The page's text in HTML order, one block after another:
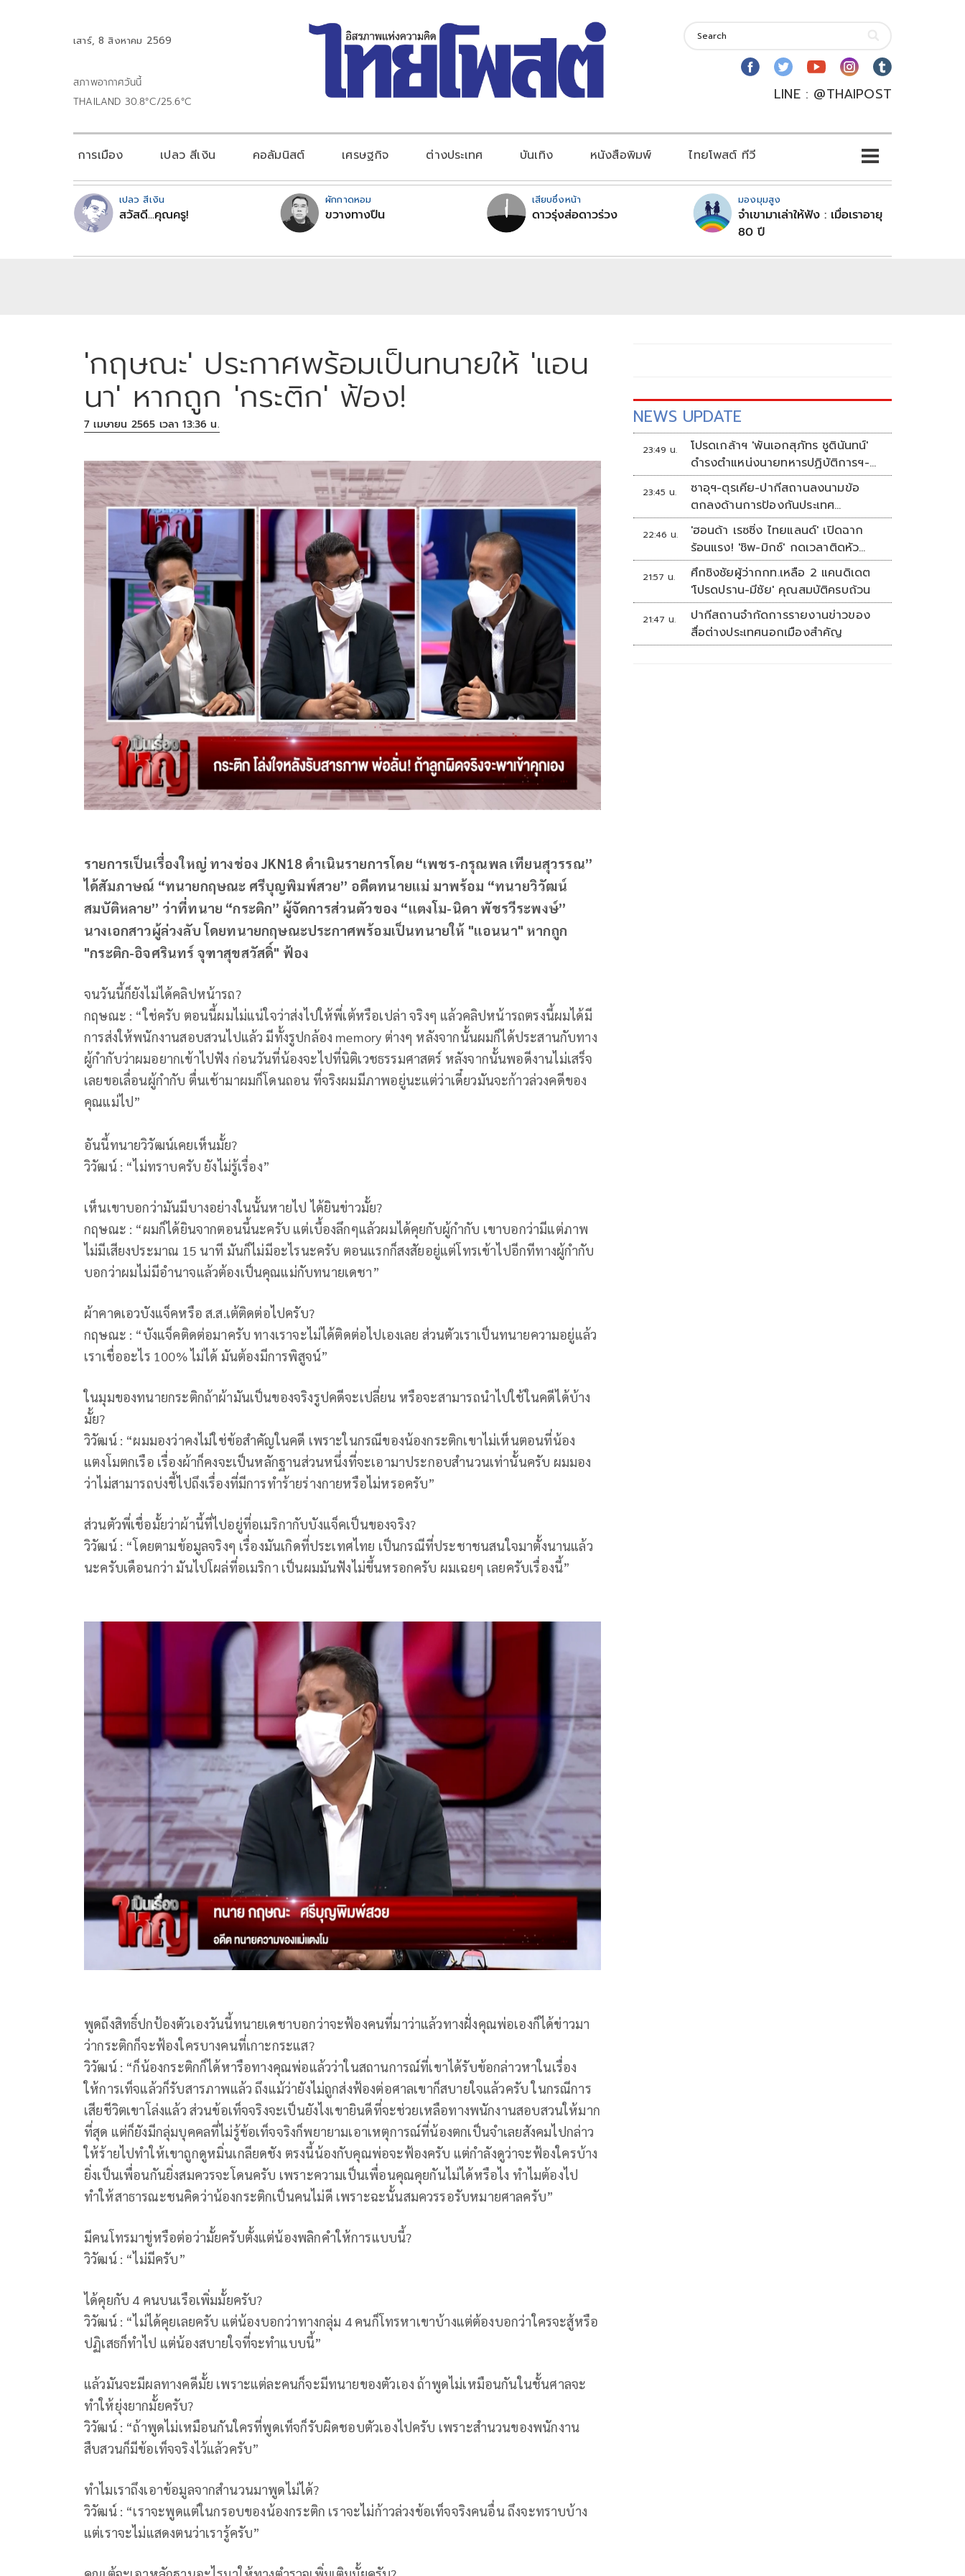
เสาร์, 8 สิงหาคม 2569
สภาพอากาศวันนี้
THAILAND 30.8°C/25.6°C
LINE : @THAIPOST
การเมือง เปลว สีเงิน คอลัมนิสต์ เศรษฐกิจ ต่างประเทศ บันเทิง หนังสือพิมพ์ ไทยโพสต์ ทีวี
เปลว สีเงิน
สวัสดี...คุณครู!
ผักกาดหอม
ขวางทางปืน
เสียบซึ่งหน้า
ดาวรุ่งส่อดาวร่วง
มองมุมสูง
จำเขามาเล่าให้ฟัง : เมื่อเราอายุ
80 ปี
'กฤษณะ' ประกาศพร้อมเป็นทนายให้ 'แอน
นา' หากถูก 'กระติก' ฟ้อง!
7 เมษายน 2565 เวลา 13:36 น.
รายการเป็นเรื่องใหญ่ ทางช่อง JKN18 ดำเนินรายการโดย “เพชร-กรุณพล เทียนสุวรรณ”
ได้สัมภาษณ์ “ทนายกฤษณะ ศรีบุญพิมพ์สวย” อดีตทนายแม่ มาพร้อม “ทนายวิวัฒน์
สมบัติหลาย” ว่าที่ทนาย “กระติก” ผู้จัดการส่วนตัวของ “แตงโม-นิดา พัชรวีระพงษ์”
นางเอกสาวผู้ล่วงลับ โดยทนายกฤษณะประกาศพร้อมเป็นทนายให้ "แอนนา" หากถูก
"กระติก-อิจศรินทร์ จุฑาสุขสวัสดิ์" ฟ้อง
จนวันนี้ก็ยังไม่ได้คลิปหน้ารถ?
กฤษณะ : “ใช่ครับ ตอนนี้ผมไม่แน่ใจว่าส่งไปให้พี่เต้หรือเปล่า จริงๆ แล้วคลิปหน้ารถตรงนี้ผมได้มี
การส่งให้พนักงานสอบสวนไปแล้ว มีทั้งรูปกล้อง memory ต่างๆ หลังจากนั้นผมก็ได้ประสานกับทาง
ผู้กำกับว่าผมอยากเข้าไปฟัง ก่อนวันที่น้องจะไปที่นิติเวชธรรมศาสตร์ หลังจากนั้นพอดีงานไม่เสร็จ
เลยขอเลื่อนผู้กำกับ ตื่นเช้ามาผมก็โดนถอน ที่จริงผมมีภาพอยู่นะแต่ว่าเดี๋ยวมันจะก้าวล่วงคดีของ
คุณแม่ไป”
อันนี้ทนายวิวัฒน์เคยเห็นมั้ย?
วิวัฒน์ : “ไม่ทราบครับ ยังไม่รู้เรื่อง”
เห็นเขาบอกว่ามันมีบางอย่างในนั้นหายไป ได้ยินข่าวมั้ย?
กฤษณะ : “ผมก็ได้ยินจากตอนนี้นะครับ แต่เบื้องลึกๆแล้วผมได้คุยกับผู้กำกับ เขาบอกว่ามีแต่ภาพ
ไม่มีเสียงประมาณ 15 นาที มันก็ไม่มีอะไรนะครับ ตอนแรกก็สงสัยอยู่แต่โทรเข้าไปอีกทีทางผู้กำกับ
บอกว่าผมไม่มีอำนาจแล้วต้องเป็นคุณแม่กับทนายเดชา”
ผ้าคาดเอวบังแจ็คหรือ ส.ส.เต้ติดต่อไปครับ?
กฤษณะ : “บังแจ็คติดต่อมาครับ ทางเราจะไม่ได้ติดต่อไปเองเลย ส่วนตัวเราเป็นทนายความอยู่แล้ว
เราเชื่ออะไร 100% ไม่ได้ มันต้องมีการพิสูจน์”
ในมุมของทนายกระติกถ้าผ้ามันเป็นของจริงรูปคดีจะเปลี่ยน หรือจะสามารถนำไปใช้ในคดีได้บ้าง
มั้ย?
วิวัฒน์ : “ผมมองว่าคงไม่ใช่ข้อสำคัญในคดี เพราะในกรณีของน้องกระติกเขาไม่เห็นตอนที่น้อง
แตงโมตกเรือ เรื่องผ้าก็คงจะเป็นหลักฐานส่วนหนึ่งที่จะเอามาประกอบสำนวนเท่านั้นครับ ผมมอง
ว่าไม่สามารถบ่งชี้ไปถึงเรื่องที่มีการทำร้ายร่างกายหรือไม่หรอครับ”
ส่วนตัวพี่เชื่อมั้ยว่าผ้านี้ที่ไปอยู่ที่อเมริกากับบังแจ็คเป็นของจริง?
วิวัฒน์ : “โดยตามข้อมูลจริงๆ เรื่องมันเกิดที่ประเทศไทย เป็นกรณีที่ประชาชนสนใจมาตั้งนานแล้ว
นะครับเดือนกว่า มันไปโผล่ที่อเมริกา เป็นผมมันฟังไม่ขึ้นหรอกครับ ผมเฉยๆ เลยครับเรื่องนี้”
พูดถึงสิทธิ์ปกป้องตัวเองวันนี้ทนายเดชาบอกว่าจะฟ้องคนที่มาว่าแล้วทางฝั่งคุณพ่อเองก็ได้ข่าวมา
ว่ากระติกก็จะฟ้องใครบางคนที่เกาะกระแส?
วิวัฒน์ : “ก็น้องกระติกก็ได้หารือทางคุณพ่อแล้วว่าในสถานการณ์ที่เขาได้รับข้อกล่าวหาในเรื่อง
ให้การเท็จแล้วก็รับสารภาพแล้ว ถึงแม้ว่ายังไม่ถูกส่งฟ้องต่อศาลเขาก็สบายใจแล้วครับ ในกรณีการ
เสียชีวิตเขาโล่งแล้ว ส่วนข้อเท็จจริงจะเป็นยังไงเขายินดีที่จะช่วยเหลือทางพนักงานสอบสวนให้มาก
ที่สุด แต่ก็ยังมีกลุ่มบุคคลที่ไม่รู้ข้อเท็จจริงก็พยายามเอาเหตุการณ์ที่น้องตกเป็นจำเลยสังคมไปกล่าว
ให้ร้ายไปทำให้เขาถูกดูหมิ่นเกลียดชัง ตรงนี้น้องกับคุณพ่อจะฟ้องครับ แต่กำลังดูว่าจะฟ้องใครบ้าง
ยิ่งเป็นเพื่อนกันยิ่งสมควรจะโดนครับ เพราะความเป็นเพื่อนคุณคุยกันไม่ได้หรือไง ทำไมต้องไป
ทำให้สาธารณะชนคิดว่าน้องกระติกเป็นคนไม่ดี เพราะฉะนั้นสมควรรอรับหมายศาลครับ”
มีคนโทรมาขู่หรือต่อว่ามั้ยครับตั้งแต่น้องพลิกคำให้การแบบนี้?
วิวัฒน์ : “ไม่มีครับ”
ได้คุยกับ 4 คนบนเรือเพิ่มมั้ยครับ?
วิวัฒน์ : “ไม่ได้คุยเลยครับ แต่น้องบอกว่าทางกลุ่ม 4 คนก็โทรหาเขาบ้างแต่ต้องบอกว่าใครจะสู้หรือ
ปฏิเสธก็ทำไป แต่น้องสบายใจที่จะทำแบบนี้”
แล้วมันจะมีผลทางคดีมั้ย เพราะแต่ละคนก็จะมีทนายของตัวเอง ถ้าพูดไม่เหมือนกันในชั้นศาลจะ
ทำให้ยุ่งยากมั้ยครับ?
วิวัฒน์ : “ถ้าพูดไม่เหมือนกันใครที่พูดเท็จก็รับผิดชอบตัวเองไปครับ เพราะสำนวนของพนักงาน
สืบสวนก็มีข้อเท็จจริงไว้แล้วครับ”
ทำไมเราถึงเอาข้อมูลจากสำนวนมาพูดไม่ได้?
วิวัฒน์ : “เราจะพูดแต่ในกรอบของน้องกระติก เราจะไม่ก้าวล่วงข้อเท็จจริงคนอื่น ถึงจะทราบบ้าง
แต่เราจะไม่แสดงตนว่าเรารู้ครับ”
NEWS UPDATE
23:49 น.
โปรดเกล้าฯ 'พันเอกสุภัทร ชูตินันทน์'
ดำรงตำแหน่งนายทหารปฏิบัติการฯ-
พระราชทานยศ 'พลตรี'
23:45 น.
ซาอุฯ-ตุรเคีย-ปากีสถานลงนามข้อ
ตกลงด้านการป้องกันประเทศ
ท่ามกลางสงครามในภูมิภาค
22:46 น.
'ฮอนด้า เรซซิ่ง ไทยแลนด์' เปิดฉาก
ร้อนแรง! 'ชิพ-มิกซ์' กดเวลาติดหัว
แถว ARRC สนาม 4 ที่มัลดาลิกา
21:57 น.
ศึกชิงชัยผู้ว่ากกท.เหลือ 2 แคนดิเดต
'โปรดปราน-มีชัย' คุณสมบัติครบถ้วน
21:47 น.
ปากีสถานจำกัดการรายงานข่าวของ
สื่อต่างประเทศนอกเมืองสำคัญ